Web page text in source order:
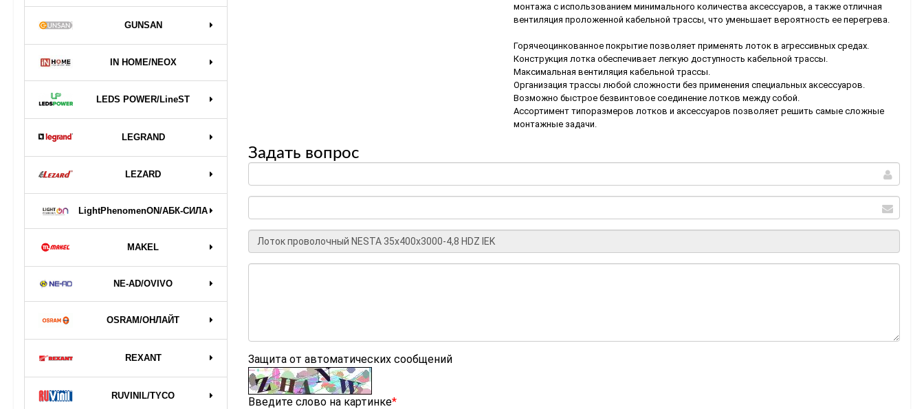
GUNSAN
IN HOME/NEOX
LEDS POWER/LineST
LEGRAND
LEZARD
LightPhenomenON/АБК-СИЛА
MAKEL
NE-AD/OVIVO
OSRAM/ОНЛАЙТ
REXANT
RUVINIL/TYCO
монтажа с использованием минимального количества аксессуаров, а также отличная
вентиляция проложенной кабельной трассы, что уменьшает вероятность ее перегрева.
Горячеоцинкованное покрытие позволяет применять лоток в агрессивных средах.
Конструкция лотка обеспечивает легкую доступность кабельной трассы.
Максимальная вентиляция кабельной трассы.
Организация трассы любой сложности без применения специальных аксессуаров.
Возможно быстрое безвинтовое соединение лотков между собой.
Ассортимент типоразмеров лотков и аксессуаров позволяет решить самые сложные
монтажные задачи.
Задать вопрос
Защита от автоматических сообщений
Введите слово на картинке*